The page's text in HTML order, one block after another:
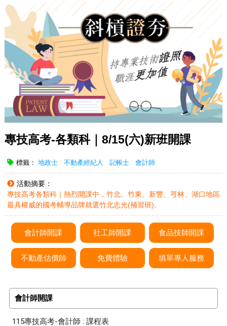
專技高考-各類科｜8/15(六)新班開課
標籤： 地政士 不動產經紀人 記帳士 會計師
活動摘要：
專技高考各類科｜熱烈開課中，竹北、竹東、新豐、芎林、湖口地區
最具權威的國考輔導品牌就選竹北志光(補習班)。
會計師開課 社工師開課 食品技師開課
不動產估價師 免費體驗 填單專人服務
會計師開課